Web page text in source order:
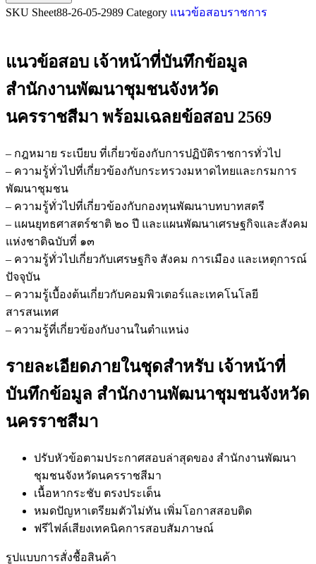
SKU Sheet88-26-05-2989 Category แนวข้อสอบราชการ
แนวข้อสอบ เจ้าหน้าที่บันทึกข้อมูล
สำนักงานพัฒนาชุมชนจังหวัด
นครราชสีมา พร้อมเฉลยข้อสอบ 2569
– กฎหมาย ระเบียบ ที่เกี่ยวข้องกับการปฏิบัติราชการทั่วไป
– ความรู้ทั่วไปที่เกี่ยวข้องกับกระทรวงมหาดไทยและกรมการ
พัฒนาชุมชน
– ความรู้ทั่วไปที่เกี่ยวข้องกับกองทุนพัฒนาบทบาทสตรี
– แผนยุทธศาสตร์ชาติ ๒๐ ปี และแผนพัฒนาเศรษฐกิจและสังคม
แห่งชาติฉบับที่ ๑๓
– ความรู้ทั่วไปเกี่ยวกับเศรษฐกิจ สังคม การเมือง และเหตุการณ์
ปัจจุบัน
– ความรู้เบื้องต้นเกี่ยวกับคอมพิวเตอร์และเทคโนโลยี
สารสนเทศ
– ความรู้ที่เกี่ยวข้องกับงานในตำแหน่ง
รายละเอียดภายในชุดสำหรับ เจ้าหน้าที่
บันทึกข้อมูล สำนักงานพัฒนาชุมชนจังหวัด
นครราชสีมา
ปรับหัวข้อตามประกาศสอบล่าสุดของ สำนักงานพัฒนา
ชุมชนจังหวัดนครราชสีมา
เนื้อหากระชับ ตรงประเด็น
หมดปัญหาเตรียมตัวไม่ทัน เพิ่มโอกาสสอบติด
ฟรีไฟล์เสียงเทคนิคการสอบสัมภาษณ์
รูปแบบการสั่งชื้อสินค้า